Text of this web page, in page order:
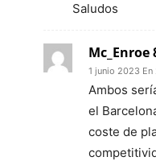
Saludos
Mc_Enroe
1 junio 2023 En
Ambos
el
coste de